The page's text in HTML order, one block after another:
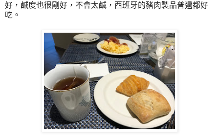
好，鹹度也很剛好，不會太鹹，西班牙的豬肉製品普遍都好
吃。